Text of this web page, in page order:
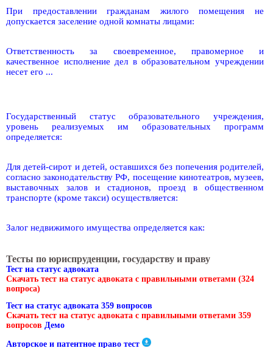
При предоставлении гражданам жилого помещения не
допускается заселение одной комнаты лицами:
Ответственность за своевременное, правомерное и
качественное исполнение дел в образовательном учреждении
несет его ...
Государственный статус образовательного учреждения,
уровень реализуемых им образовательных программ
определяется:
Для детей-сирот и детей, оставшихся без попечения родителей,
согласно законодательству РФ, посещение кинотеатров, музеев,
выставочных залов и стадионов, проезд в общественном
транспорте (кроме такси) осуществляется:
Залог недвижимого имущества определяется как:
Тесты по юриспруденции, государству и праву
Тест на статус адвоката
Скачать тест на статус адвоката с правильными ответами (324
вопроса)
Тест на статус адвоката 359 вопросов
Скачать тест на статус адвоката с правильными ответами 359
вопросов Демо
Авторское и патентное право тест